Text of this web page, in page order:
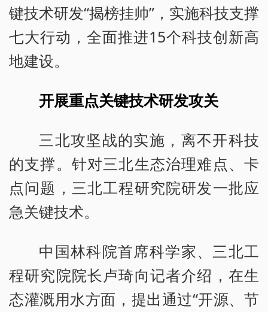
键技术研发“揭榜挂帅”，实施科技支撑
七大行动，全面推进15个科技创新高
地建设。
开展重点关键技术研发攻关
三北攻坚战的实施，离不开科技
的支撑。针对三北生态治理难点、卡
点问题，三北工程研究院研发一批应
急关键技术。
中国林科院首席科学家、三北工
程研究院院长卢琦向记者介绍，在生
态灌溉用水方面，提出通过“开源、节